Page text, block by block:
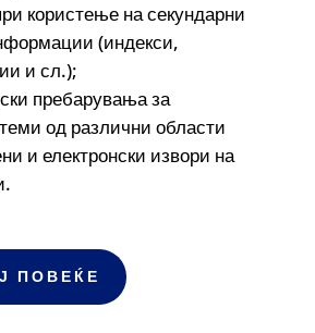
користење на секундарни
(индекси,
и сл.);
пребарувања за
од различни области
и електронски извори на
ПОВЕЌЕ